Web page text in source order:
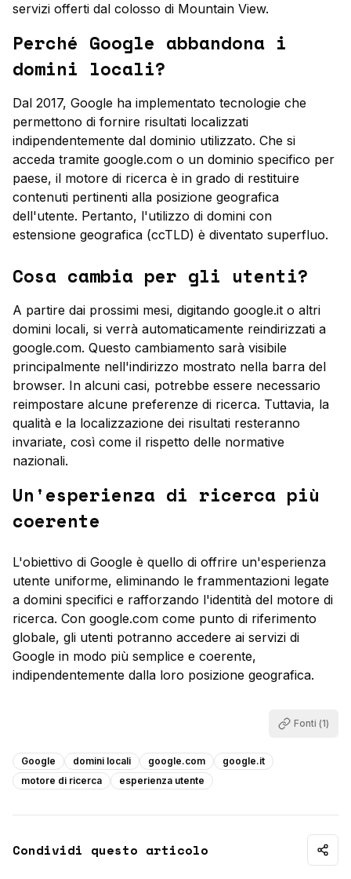
servizi offerti dal colosso di Mountain View.
Perché Google abbandona i
domini locali?
Dal 2017, Google ha implementato tecnologie che
permettono di fornire risultati localizzati
indipendentemente dal dominio utilizzato. Che si
acceda tramite google.com o un dominio specifico per
paese, il motore di ricerca è in grado di restituire
contenuti pertinenti alla posizione geografica
dell'utente. Pertanto, l'utilizzo di domini con
estensione geografica (ccTLD) è diventato superfluo.
Cosa cambia per gli utenti?
A partire dai prossimi mesi, digitando google.it o altri
domini locali, si verrà automaticamente reindirizzati a
google.com. Questo cambiamento sarà visibile
principalmente nell'indirizzo mostrato nella barra del
browser. In alcuni casi, potrebbe essere necessario
reimpostare alcune preferenze di ricerca. Tuttavia, la
qualità e la localizzazione dei risultati resteranno
invariate, così come il rispetto delle normative
nazionali.
Un'esperienza di ricerca più
coerente
L'obiettivo di Google è quello di offrire un'esperienza
utente uniforme, eliminando le frammentazioni legate
a domini specifici e rafforzando l'identità del motore di
ricerca. Con google.com come punto di riferimento
globale, gli utenti potranno accedere ai servizi di
Google in modo più semplice e coerente,
indipendentemente dalla loro posizione geografica.
Fonti (1)
Google domini locali google.com
google.it
motore di ricerca
esperienza utente
Condividi questo articolo